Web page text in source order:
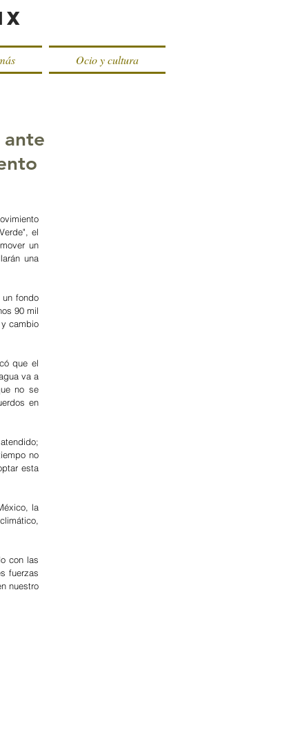
Ocio y cultura
ante
el
un
una
fondo
90 mil
cambio
que el
va a
no se
en
no
esta
la
con las
fuerzas
nuestro